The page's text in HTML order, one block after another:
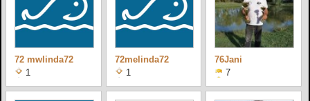
72 mwlinda72
1
72melinda72
1
76Jani
7